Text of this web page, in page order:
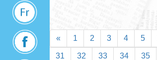
« 1 2 3 4 5
31 32 33 34 35